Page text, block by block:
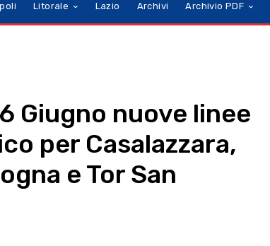
Litorale Lazio Archivi Archivio PDF
Giugno nuove linee
per Casalazzara,
e Tor San